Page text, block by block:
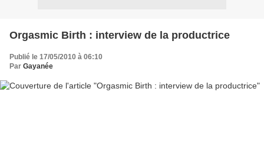
Orgasmic Birth : interview de la productrice
Publié le 17/05/2010 à 06:10
Par Gayanée